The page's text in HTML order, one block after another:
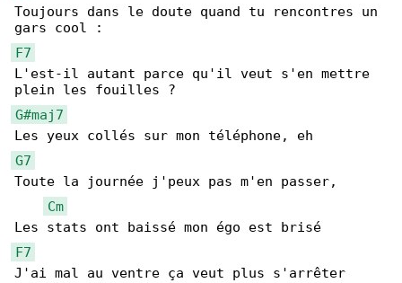
Toujours dans le doute quand tu rencontres un
F7
L'est-il autant parce qu'il veut s'en mettre
G#maj7
G7
Toute la journée j'peux pas m'en passer,
Cm
F7
J'ai mal au ventre ça veut plus s'arrêter